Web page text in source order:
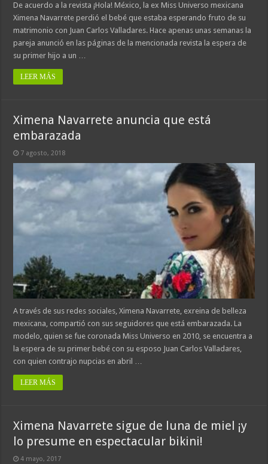
De acuerdo a la revista ¡Hola! México, la ex Miss Universo mexicana
Ximena Navarrete perdió el bebé que estaba esperando fruto de su
matrimonio con Juan Carlos Valladares. Hace apenas unas semanas la
pareja anunció en las páginas de la mencionada revista la espera de
su primer hijo a un …
LEER MÁS
Ximena Navarrete anuncia que está
embarazada
7 agosto, 2018
A través de sus redes sociales, Ximena Navarrete, exreina de belleza
mexicana, compartió con sus seguidores que está embarazada. La
modelo, quien se fue coronada Miss Universo en 2010, se encuentra a
la espera de su primer bebé con su esposo Juan Carlos Valladares,
con quien contrajo nupcias en abril …
LEER MÁS
Ximena Navarrete sigue de luna de miel ¡y
lo presume en espectacular bikini!
4 mayo, 2017